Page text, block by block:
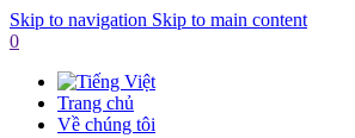
Skip to navigation Skip to main content
0
Trang chủ
Về chúng tôi